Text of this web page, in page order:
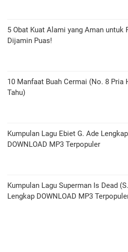
5 Obat Kuat Alami yang Aman untuk
Dijamin Puas!
10 Manfaat Buah Cermai (No. 8 Pria
Tahu)
Kumpulan Lagu Ebiet G. Ade Lengkap
DOWNLOAD MP3 Terpopuler
Kumpulan Lagu Superman Is Dead
Lengkap DOWNLOAD MP3